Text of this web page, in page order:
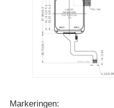
Monochroom LCD-scherm
RADERTJElcd Module
Markeringen: